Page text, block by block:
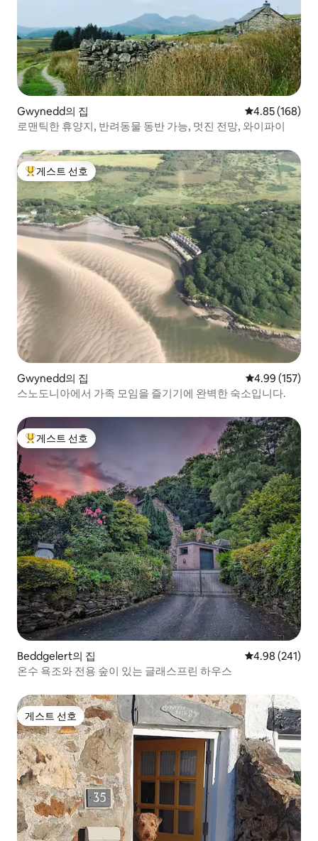
Gwynedd의 집 평점 4.85점(5
4.85 (168)
로맨틱한 휴양지, 반려동물 동반 가능, 멋진 전망, 와이파이
상위 게스트 선호
게스트 선호
Gwynedd의 집 평점 4.99점(5
4.99 (157)
스노도니아에서 가족 모임을 즐기기에 완벽한 숙소입니다.
상위 게스트 선호
게스트 선호
Beddgelert의 집 평점 4.98점(5
4.98 (241)
온수 욕조와 전용 숲이 있는 글래스프린 하우스
게스트 선호
게스트 선호